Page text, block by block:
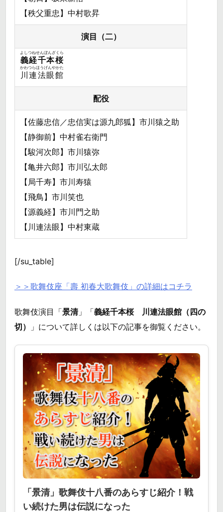
【秩父重忠】中村歌昇
演目（二）
義経千本桜
よしつねせんぼんざくら
川連法眼館
かわつらほうげんやかた
配役
【佐藤忠信／忠信実は源九郎狐】市川猿之助
【静御前】中村雀右衛門
【駿河次郎】市川猿弥
【亀井六郎】市川弘太郎
【局千寿】市川寿猿
【飛鳥】市川笑也
【源義経】市川門之助
【川連法眼】中村東蔵
[/su_table]
＞＞歌舞伎座「壽 初春大歌舞伎」の詳細はコチラ
歌舞伎演目「景清」「義経千本桜 川連法眼館（四の
切）
」について詳しくは以下の記事を御覧ください。
「景清」歌舞伎十八番のあらすじ紹介！戦
い続けた男は伝説になった